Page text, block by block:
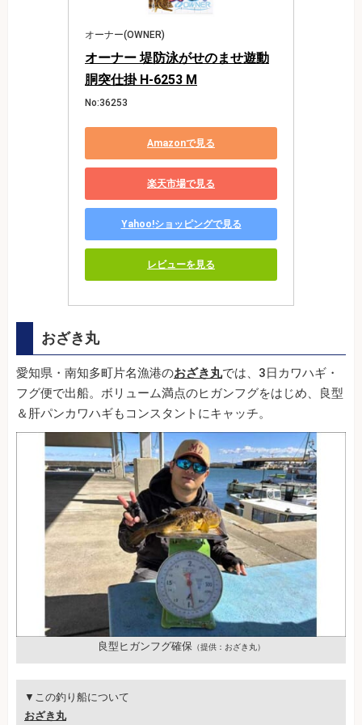
オーナー(OWNER)
オーナー 堤防泳がせのませ遊動
胴突仕掛 H-6253 M
No:36253
Amazonで見る
楽天市場で見る
Yahoo!ショッピングで見る
レビューを見る
おざき丸
愛知県・南知多町片名漁港のおざき丸では、3日カワハギ・
フグ便で出船。ボリューム満点のヒガンフグをはじめ、良型
＆肝パンカワハギもコンスタントにキャッチ。
良型ヒガンフグ確保 （提供：おざき丸）
▼この釣り船について
おざき丸